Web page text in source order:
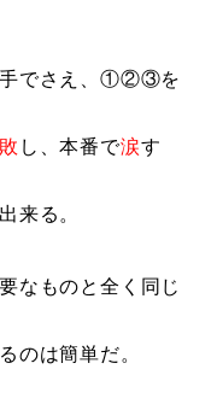
手でさえ、①②③を
し、本番で涙す
来る。
なものと全く同じ
のは簡単だ。